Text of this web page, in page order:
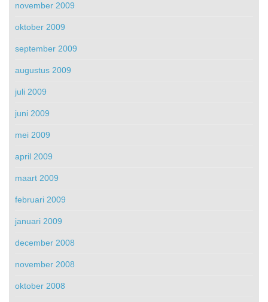
november 2009
oktober 2009
september 2009
augustus 2009
juli 2009
juni 2009
mei 2009
april 2009
maart 2009
februari 2009
januari 2009
december 2008
november 2008
oktober 2008